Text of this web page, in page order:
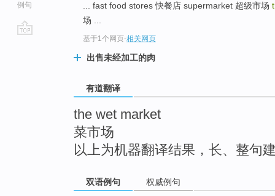
例句
... fast food stores 快餐店 supermarket 超级市场
场 ...
基于1个网页-相关网页
出售未经加工的肉
有道翻译
the wet market
菜市场
以上为机器翻译结果，长、整句
双语例句 权威例句